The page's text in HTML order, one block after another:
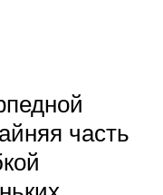
часть